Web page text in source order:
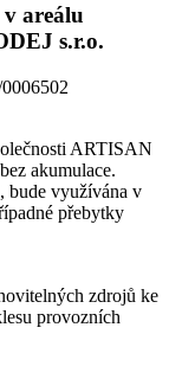
areálu
s.r.o.
ARTISAN
akumulace.
bude využívána v
přebytky
zdrojů ke
provozních